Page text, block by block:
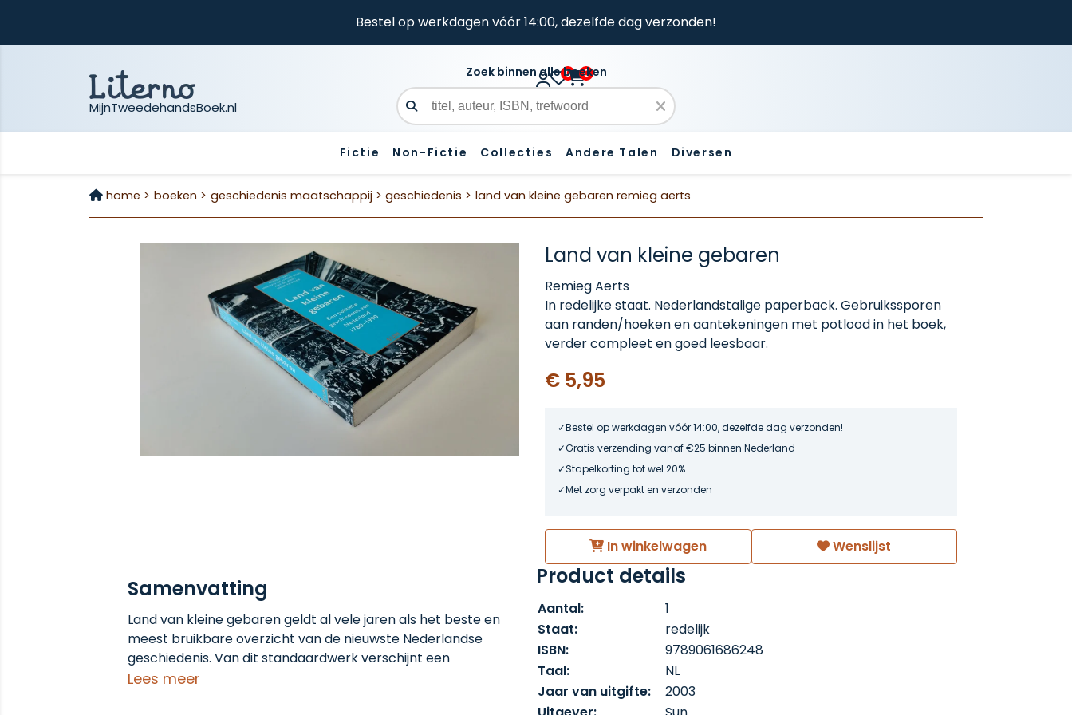
Bestel op werkdagen vóór 14:00, dezelfde dag verzonden!
MijnTweedehandsBoek.nl
0 0
Zoek binnen alle boeken
Zoekveld
Fictie Non-Fictie Collecties Andere Talen Diversen
home > boeken > geschiedenis maatschappij > geschiedenis > land van kleine gebaren remieg aerts
Land van kleine gebaren
Remieg Aerts
In redelijke staat. Nederlandstalige paperback. Gebruikssporen
aan randen/hoeken en aantekeningen met potlood in het boek,
verder compleet en goed leesbaar.
€ 5,95
Bestel op werkdagen vóór 14:00, dezelfde dag verzonden!
Gratis verzending vanaf €25 binnen Nederland
Stapelkorting tot wel 20%
Met zorg verpakt en verzonden
In winkelwagen Wenslijst
Samenvatting
Land van kleine gebaren geldt al vele jaren als het beste en
meest bruikbare overzicht van de nieuwste Nederlandse
geschiedenis. Van dit standaardwerk verschijnt een
bijgewerkte en aangevulde uitgave, met een nieuwe studie
Lees meer
Product details
Aantal:
1
Staat:
redelijk
ISBN:
9789061686248
Taal:
NL
Jaar van uitgifte:
2003